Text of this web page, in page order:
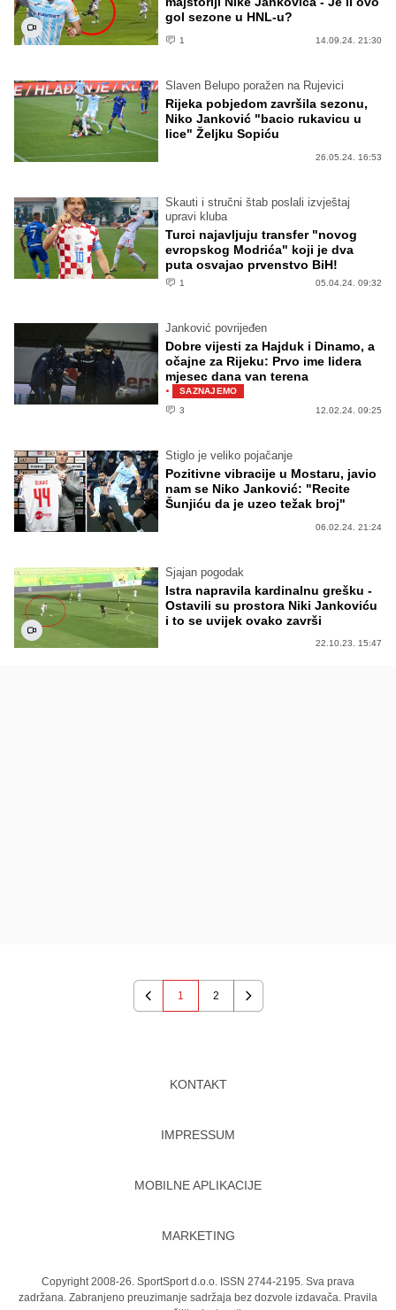
gol sezone u HNL-u?
1 14.09.24. 21:30
Slaven Belupo poražen na Rujevici
Rijeka pobjedom završila sezonu,
Niko Janković "bacio rukavicu u
lice" Željku Sopiću
26.05.24. 16:53
Skauti i stručni štab poslali izvještaj
upravi kluba
Turci najavljuju transfer "novog
evropskog Modrića" koji je dva
puta osvajao prvenstvo BiH!
1 05.04.24. 09:32
Janković povrijeđen
Dobre vijesti za Hajduk i Dinamo, a
očajne za Rijeku: Prvo ime lidera
mjesec dana van terena
·
SAZNAJEMO
3
12.02.24. 09:25
Stiglo je veliko pojačanje
Pozitivne vibracije u Mostaru, javio
nam se Niko Janković: "Recite
Šunjiću da je uzeo težak broj"
06.02.24. 21:24
Sjajan pogodak
Istra napravila kardinalnu grešku -
Ostavili su prostora Niki Jankoviću
i to se uvijek ovako završi
22.10.23. 15:47
Previous
1 2
Next
KONTAKT
IMPRESSUM
MOBILNE APLIKACIJE
MARKETING
Copyright 2008-26. SportSport d.o.o. ISSN 2744-2195. Sva prava
zadržana. Zabranjeno preuzimanje sadržaja bez dozvole izdavača. Pravila